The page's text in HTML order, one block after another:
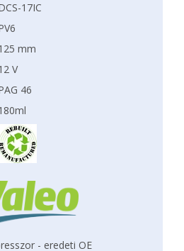
17IC
mm
V
46
- eredeti OE